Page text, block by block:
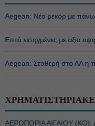
Aegean: Νέο ρεκόρ με πάνω
Επτά εισηγμένες με αξία
Aegean: Σταθερή στο ΑΑ η
ΑΕΡΟΠΟΡΙΑ ΑΙΓΑΙΟΥ (ΚΟ):